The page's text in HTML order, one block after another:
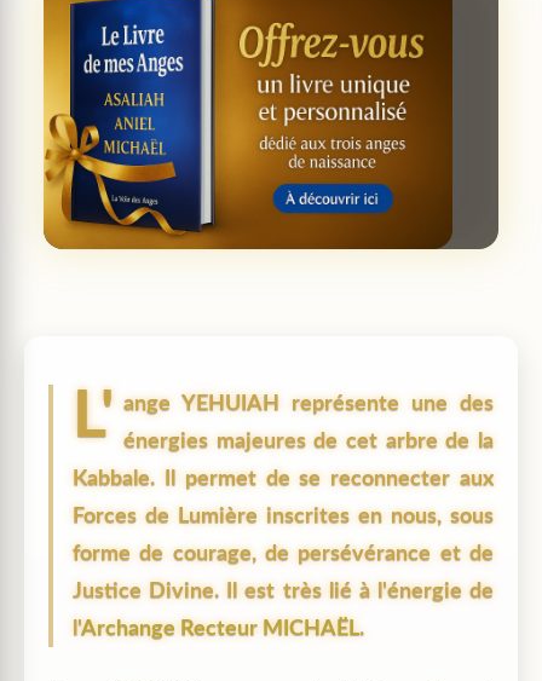
L' ange YEHUIAH
représente une des
énergies majeures de cet arbre de la
Kabbale. Il permet de se reconnecter aux
Forces de Lumière inscrites en nous, sous
forme de courage, de persévérance et de
Justice Divine. Il est très lié à l'énergie de
l'Archange Recteur MICHAËL.